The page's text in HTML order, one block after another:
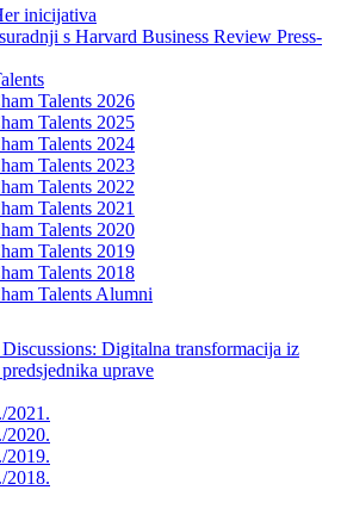
inicijativa
s Harvard Business Review Press-
Talents 2026
Talents 2025
Talents 2024
Talents 2023
Talents 2022
Talents 2021
Talents 2020
Talents 2019
Talents 2018
Talents Alumni
Digitalna transformacija iz
uprave
2021.
2020.
2019.
2018.